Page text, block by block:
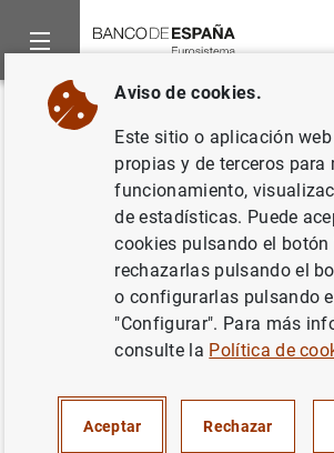
Inicio Noticias y eventos
Volver
@BancoDeEspana se
BANCO DE ESPAÑA
@BancoDeEspana se
Aviso de cookies.
Este sitio o aplicación
propias y de terceros para
funcionamiento,
de estadísticas. Puede
cookies pulsando el botón
rechazarlas pulsando el
o configurarlas pulsando
"Configurar". Para más
consulte la Política de
Aceptar Rechazar